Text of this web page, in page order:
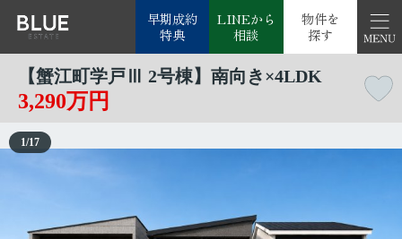
早期成約
特典
LINEから
相談
物件を
探す
【蟹江町学戸Ⅲ 2号棟】南向き×4LDK
3,290万円
1/17